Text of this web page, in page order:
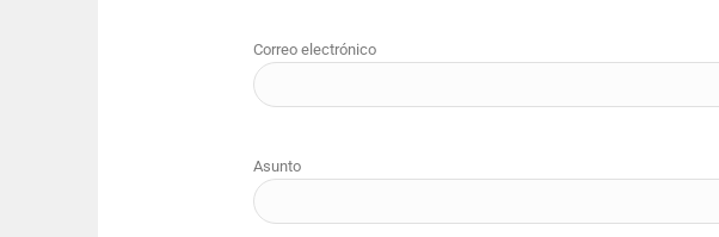
Correo electrónico
Asunto